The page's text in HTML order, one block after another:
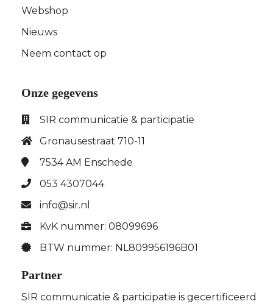
Webshop
Nieuws
Neem contact op
Onze gegevens
SIR communicatie & participatie
Gronausestraat 710-11
7534 AM Enschede
053 4307044
info@sir.nl
KvK nummer: 08099696
BTW nummer: NL809956196B01
Partner
SIR communicatie & participatie is gecertificeerd